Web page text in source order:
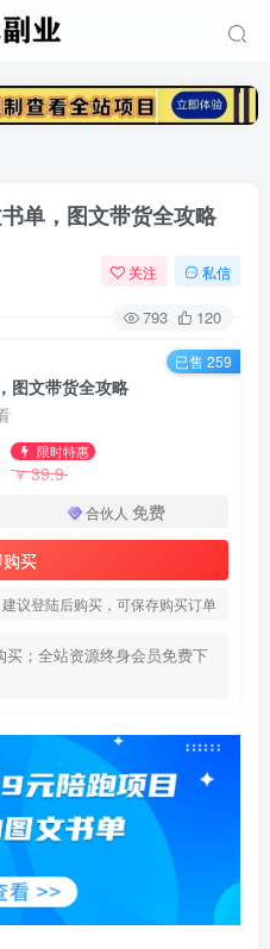
单，图文带货全攻略
关注 私信
793 120
图文带货全攻略
限时特惠
￥39.9
合伙人 免费
买
议登陆后购买，可保存购买订单
；全站资源终身会员免费下
已售 259